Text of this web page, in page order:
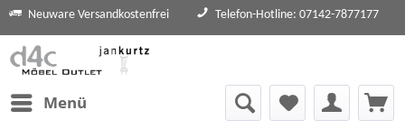
Neuware Versandkostenfrei Telefon-Hotline: 07142-7877177
Menü